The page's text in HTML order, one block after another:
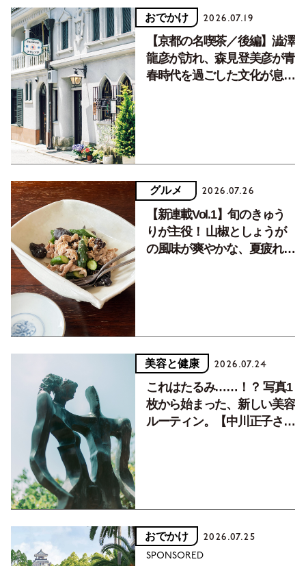
おでかけ 2026.07.19
【京都の名喫茶／後編】澁澤
龍彦が訪れ、森見登美彦が青
春時代を過ごした文化が息づ
グルメ 2026.07.26
【新連載Vol.1】旬のきゅう
りが主役！ 山椒としょうが
の風味が爽やかな、夏疲れを
美容と健康 2026.07.24
これはたるみ……！？ 写真1
枚から始まった、新しい美容
ルーティン。【中川正子さん
おでかけ 2026.07.25
SPONSORED